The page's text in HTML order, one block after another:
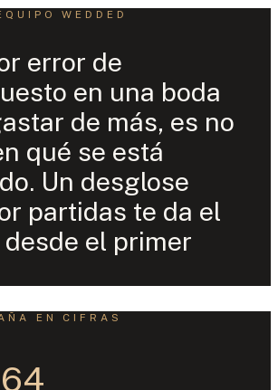
WEDDED
error de
en una boda
de más, es no
qué se está
Un desglose
partidas te da el
el primer
EN CIFRAS